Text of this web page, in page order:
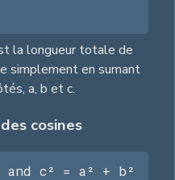
la longueur totale de
simplement en sumant
a, b et c.
cosines
c² = a² + b²